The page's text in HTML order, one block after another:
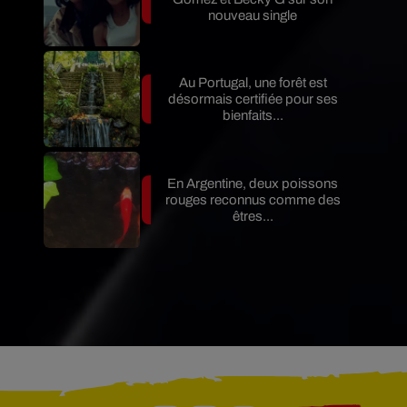
nouveau single
Au Portugal, une forêt est
désormais certifiée pour ses
bienfaits...
En Argentine, deux poissons
rouges reconnus comme des
êtres...